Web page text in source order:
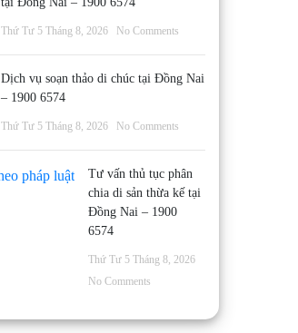
Thứ Tư 5 Tháng 8, 2026 No Comments
Dịch vụ soạn thảo di chúc tại Đồng Nai
– 1900 6574
Thứ Tư 5 Tháng 8, 2026 No Comments
Tư vấn thủ tục phân
chia di sản thừa kế tại
Đồng Nai – 1900
6574
Thứ Tư 5 Tháng 8, 2026
No Comments